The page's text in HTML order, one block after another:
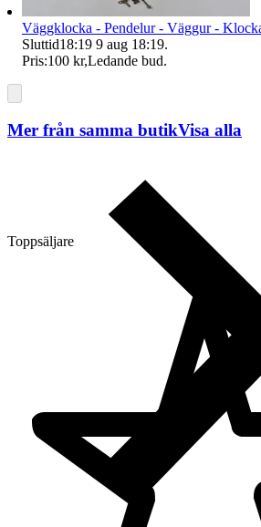
Toppsäljare
Väggklocka - Pendelur - Väggur -
Sluttid18:19 9 aug 18:19.
Pris:100 kr,Ledande bud.
Mer från samma butikVisa alla